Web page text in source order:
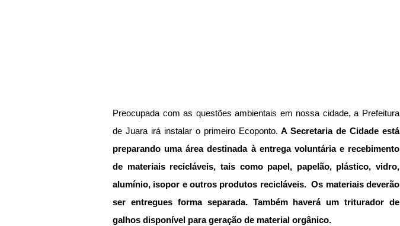
Preocupada com as questões ambientais em nossa cidade, a Prefeitura
de Juara irá instalar o primeiro Ecoponto. A Secretaria de Cidade está
preparando uma área destinada à entrega voluntária e recebimento
de materiais recicláveis, tais como papel, papelão, plástico, vidro,
alumínio, isopor e outros produtos recicláveis.  Os materiais deverão
ser entregues forma separada. Também haverá um triturador de
galhos disponível para geração de material orgânico.